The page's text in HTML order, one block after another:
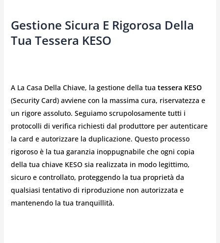
Gestione Sicura E Rigorosa Della
Tua Tessera KESO
A La Casa Della Chiave, la gestione della tua tessera KESO
(Security Card) avviene con la massima cura, riservatezza e
un rigore assoluto. Seguiamo scrupolosamente tutti i
protocolli di verifica richiesti dal produttore per autenticare
la card e autorizzare la duplicazione. Questo processo
rigoroso è la tua garanzia inoppugnabile che ogni copia
della tua chiave KESO sia realizzata in modo legittimo,
sicuro e controllato, proteggendo la tua proprietà da
qualsiasi tentativo di riproduzione non autorizzata e
mantenendo la tua tranquillità.